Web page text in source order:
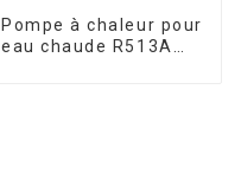
Pompe à chaleur pour
eau chaude R513A